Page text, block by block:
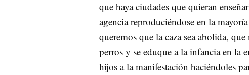
que haya ciudades que quieran
agencia reproduciéndose en la
queremos que la caza sea abolida,
perros y se eduque a la infancia en la
hijos a la manifestación haciéndoles